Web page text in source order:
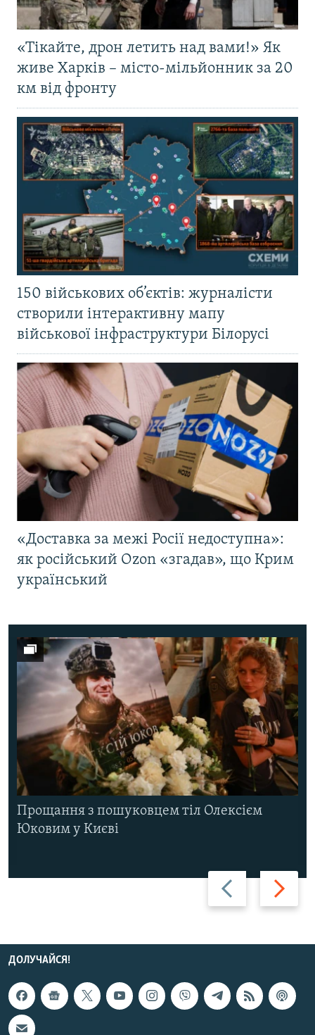
«Тікайте, дрон летить над вами!» Як
живе Харків – місто-мільйонник за 20
км від фронту
150 військових об’єктів: журналісти
створили інтерактивну мапу
військової інфраструктури Білорусі
«Доставка за межі Росії недоступна»:
як російський Ozon «згадав», що Крим
український
Назад Вперед
Прощання з пошуковцем тіл Олексієм
Юковим у Києві
ДОЛУЧАЙСЯ!